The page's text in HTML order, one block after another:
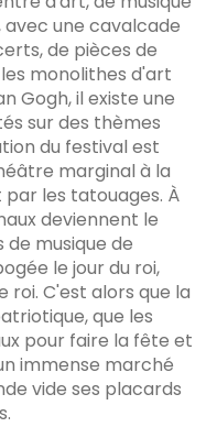
une cavalcade
de pièces de
monolithes d'art
Gogh, il existe une
sur des thèmes
du festival est
marginal à la
les tatouages. À
deviennent le
musique de
le jour du roi,
roi. C'est alors que la
que les
pour faire la fête et
immense marché
vide ses placards